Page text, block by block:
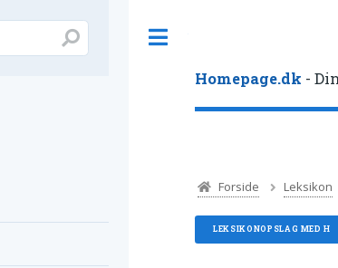
Homepage.dk -
Forside Leksikon
LEKSIKONOPSLAG MED H